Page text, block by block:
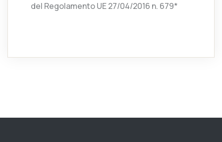
del Regolamento UE 27/04/2016 n. 679*